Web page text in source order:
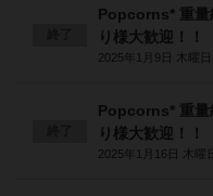
Popcorns* 重量
り様大歓迎！！
2025年1月9日 木曜日
Popcorns* 重量
り様大歓迎！！
2025年1月16日 木曜日